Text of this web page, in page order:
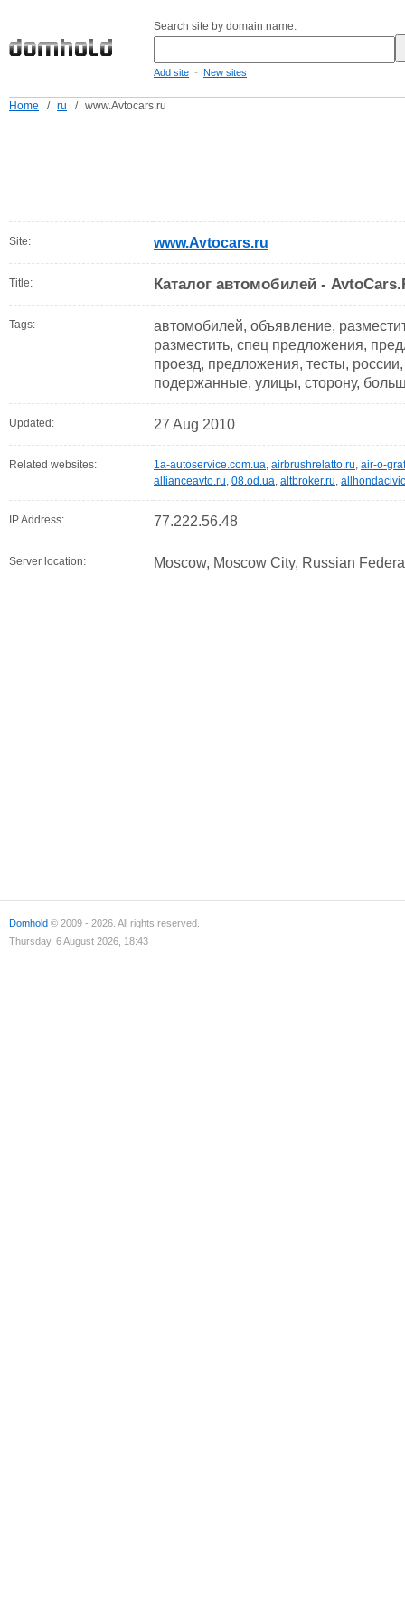
Search site by domain name:
Add site - New sites
Home / ru / www.Avtocars.ru
Site: www.Avtocars.ru
Title: Каталог автомобилей -
Tags:
автомобилей, объявление,
разместить, спец предложения,
проезд, предложения, тесты,
подержанные, улицы, сторону,
Updated: 27 Aug 2010
Related websites: 1a-autoservice.com.ua, airbrushrelatto.ru, air-o-
allianceavto.ru, 08.od.ua, altbroker.ru,
IP Address: 77.222.56.48
Server location: Moscow, Moscow City, Russian
Domhold © 2009 - 2026. All rights reserved.
Thursday, 6 August 2026, 18:43